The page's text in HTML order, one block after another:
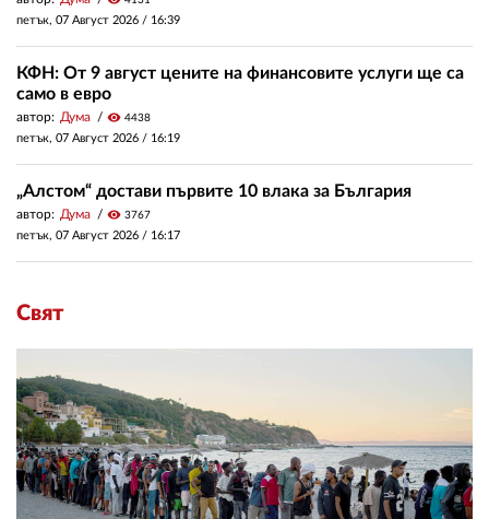
петък, 07 Август 2026 / 16:39
КФН: От 9 август цените на финансовите услуги ще са
само в евро
автор: Дума visibility 4438
петък, 07 Август 2026 / 16:19
„Алстом“ достави първите 10 влака за България
автор: Дума visibility 3767
петък, 07 Август 2026 / 16:17
Свят